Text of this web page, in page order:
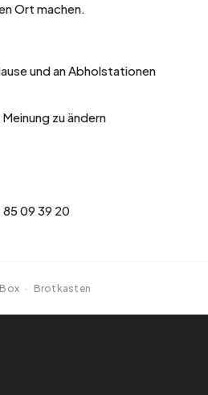
Ort machen.
und an Abholstationen
zu ändern
85 09 39 20
Box · Brotkasten